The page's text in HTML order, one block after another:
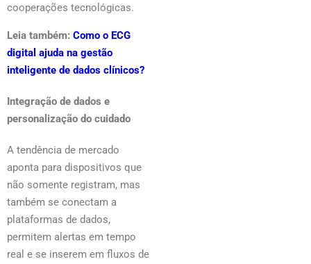
cooperações tecnológicas.
Leia também: Como o ECG
digital ajuda na gestão
inteligente de dados clínicos?
Integração de dados e
personalização do cuidado
A tendência de mercado
aponta para dispositivos que
não somente registram, mas
também se conectam a
plataformas de dados,
permitem alertas em tempo
real e se inserem em fluxos de